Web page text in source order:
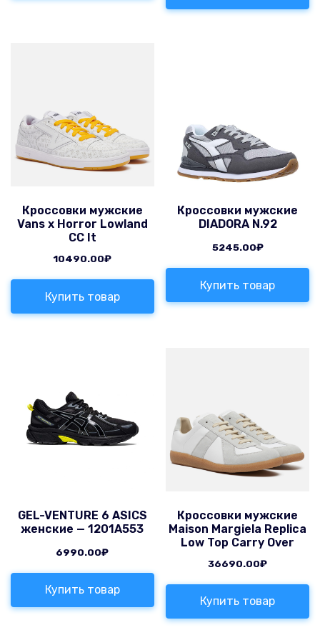
Кроссовки мужские
Vans x Horror Lowland
CC It
10490.00₽
Купить товар
Кроссовки мужские
DIADORA N.92
5245.00₽
Купить товар
GEL-VENTURE 6 ASICS
женские — 1201A553
6990.00₽
Купить товар
Кроссовки мужские
Maison Margiela Replica
Low Top Carry Over
36690.00₽
Купить товар